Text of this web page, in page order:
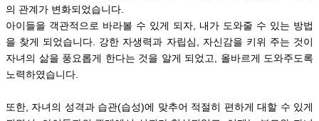
의 관계가 변화되었습니다.
아이들을 객관적으로 바라볼 수 있게 되자, 내가 도와줄 수 있는 방법
을 찾게 되었습니다. 강한 자생력과 자립심, 자신감을 키위 주는 것이
자녀의 삶을 풍요롭게 한다는 것을 알게 되었고, 올바르게 도와주도록
노력하였습니다.
또한, 자녀의 성격과 습관(습성)에 맞추어 적절히 편하게 대할 수 있게